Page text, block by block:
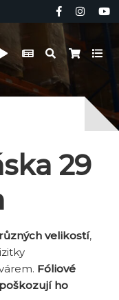
29
velikostí,
Fóliové
ho